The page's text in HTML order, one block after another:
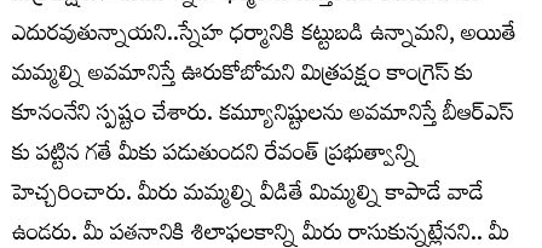
ఎదురవుతున్నాయని..స్నేహ ధర్మానికి కట్టుబడి ఉన్నామని, అయితే
మమ్మల్ని అవమానిస్తే ఊరుకోబోమని మిత్రపక్షం కాంగ్రెస్ కు
కూనంనేని స్పష్టం చేశారు. కమ్యూనిష్టులను అవమానిస్తే బీఆర్ఎస్
కు పట్టిన గతే మీకు పడుతుందని రేవంత్ ప్రభుత్వాన్ని
హెచ్చరించారు. మీరు మమ్మల్ని వీడితే మిమ్మల్ని కాపాడే వాడే
ఉండరు. మీ పతనానికి శిలాఫలకాన్ని మీరు రాసుకున్నట్లేనని.. మీ